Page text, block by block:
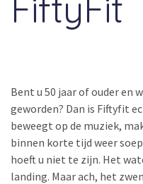
Bent u 50 jaar of ouder en
geworden? Dan is Fiftyfit
beweegt op de muziek,
binnen korte tijd weer
hoeft u niet te zijn. Het
landing. Maar ach, het